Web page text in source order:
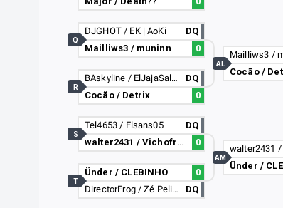
DJGHOT / EK | AoKi
DQ
Mailliws3 / muninn
0
Q
BAskyline / ElJajaSaludos_89
DQ
Cocão / Detrix
0
R
Tel4653 / Elsans05
DQ
walter2431 / Vichofresh
0
S
Ünder / CLEBINHO
0
DirectorFrog / Zé Pelinho
DQ
T
Mailliws3 /
Cocão /
AL
walter2431
Ünder /
AM